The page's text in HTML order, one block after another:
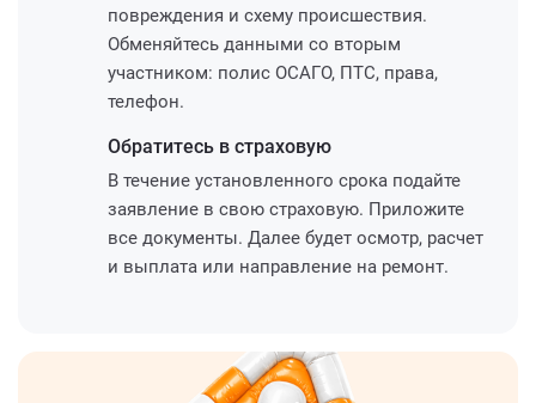
повреждения и схему происшествия.
Обменяйтесь данными со вторым
участником: полис ОСАГО, ПТС, права,
телефон.
Обратитесь в страховую
В течение установленного срока подайте
заявление в свою страховую. Приложите
все документы. Далее будет осмотр, расчет
и выплата или направление на ремонт.